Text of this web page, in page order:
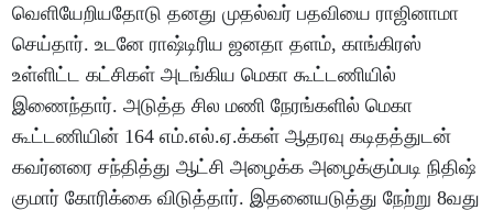
வெளியேறியதோடு தனது முதல்வர் பதவியை ராஜினாமா
செய்தார். உடனே ராஷ்டிரிய ஜனதா தளம், காங்கிரஸ்
உள்ளிட்ட கட்சிகள் அடங்கிய மெகா கூட்டணியில்
இணைந்தார். அடுத்த சில மணி நேரங்களில் மெகா
கூட்டணியின் 164 எம்.எல்.ஏ.க்கள் ஆதரவு கடிதத்துடன்
கவர்னரை சந்தித்து ஆட்சி அழைக்க அழைக்கும்படி நிதிஷ்
குமார் கோரிக்கை விடுத்தார். இதனையடுத்து நேற்று 8வது